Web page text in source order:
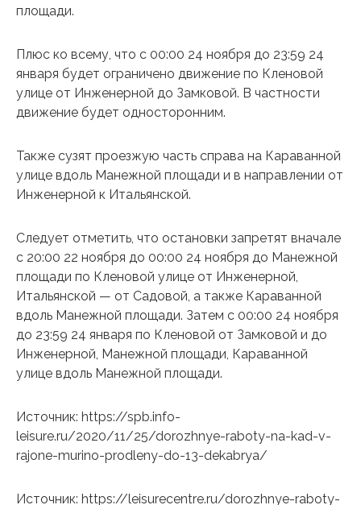
площади.
Плюс ко всему, что с 00:00 24 ноября до 23:59 24
января будет ограничено движение по Кленовой
улице от Инженерной до Замковой. В частности
движение будет односторонним.
Также сузят проезжую часть справа на Караванной
улице вдоль Манежной площади и в направлении от
Инженерной к Итальянской.
Следует отметить, что остановки запретят вначале
с 20:00 22 ноября до 00:00 24 ноября до Манежной
площади по Кленовой улице от Инженерной,
Итальянской — от Садовой, а также Караванной
вдоль Манежной площади. Затем с 00:00 24 ноября
до 23:59 24 января по Кленовой от Замковой и до
Инженерной, Манежной площади, Караванной
улице вдоль Манежной площади.
Источник: https://spb.info-
leisure.ru/2020/11/25/dorozhnye-raboty-na-kad-v-
rajone-murino-prodleny-do-13-dekabrya/
Источник: https://leisurecentre.ru/dorozhnye-raboty-